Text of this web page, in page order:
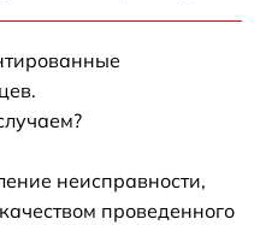
неисправности,
проведенного